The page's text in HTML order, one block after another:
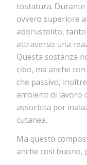
tostatura.
ovvero superiore
abbrustolito,
attraverso una
Questa sostanza
cibo, ma anche
che passivo,
ambienti di lavoro
assorbita per
cutanea.
Ma questo
anche così buono,